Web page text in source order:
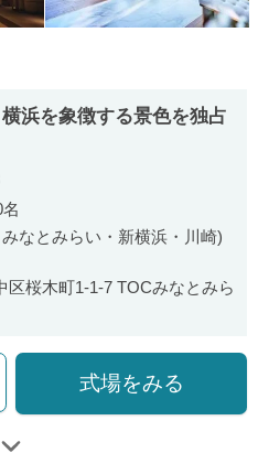
浜を象徴する景色を独占
ミ評価
なとみらい・新横浜・川崎)
区桜木町1-1-7 TOCみなとみら
式場をみる